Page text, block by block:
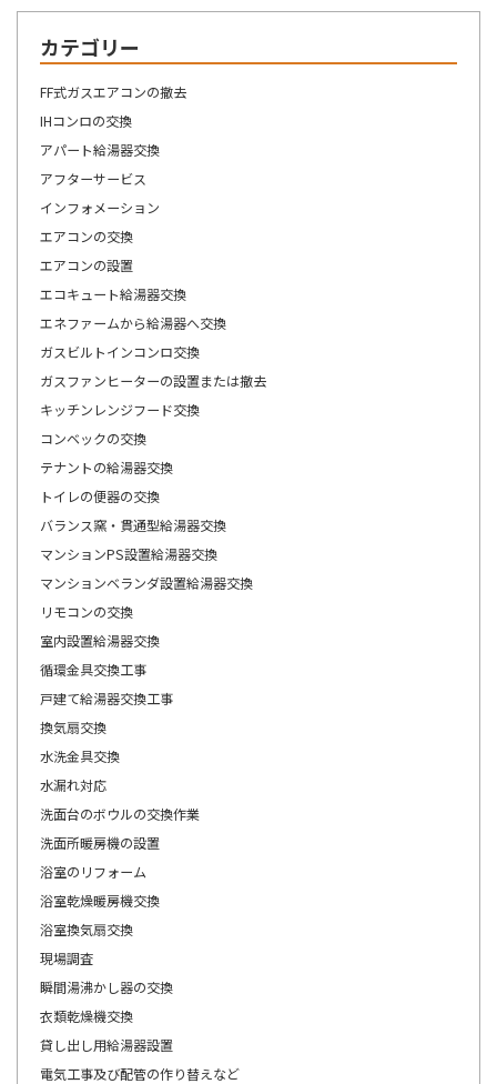
カテゴリー
FF式ガスエアコンの撤去
IHコンロの交換
アパート給湯器交換
アフターサービス
インフォメーション
エアコンの交換
エアコンの設置
エコキュート給湯器交換
エネファームから給湯器へ交換
ガスビルトインコンロ交換
ガスファンヒーターの設置または撤去
キッチンレンジフード交換
コンベックの交換
テナントの給湯器交換
トイレの便器の交換
バランス窯・貫通型給湯器交換
マンションPS設置給湯器交換
マンションベランダ設置給湯器交換
リモコンの交換
室内設置給湯器交換
循環金具交換工事
戸建て給湯器交換工事
換気扇交換
水洗金具交換
水漏れ対応
洗面台のボウルの交換作業
洗面所暖房機の設置
浴室のリフォーム
浴室乾燥暖房機交換
浴室換気扇交換
現場調査
瞬間湯沸かし器の交換
衣類乾燥機交換
貸し出し用給湯器設置
電気工事及び配管の作り替えなど